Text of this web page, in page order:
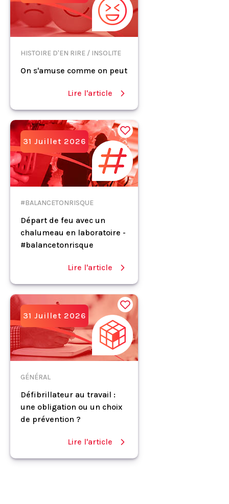
HISTOIRE D'EN RIRE / INSOLITE
On s'amuse comme on peut
Lire l'article
31 Juillet 2026
#BALANCETONRISQUE
Départ de feu avec un
chalumeau en laboratoire -
#balancetonrisque
Lire l'article
31 Juillet 2026
GÉNÉRAL
Défibrillateur au travail :
une obligation ou un choix
de prévention ?
Lire l'article